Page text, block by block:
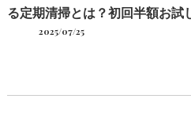
る定期清掃とは？初回半額お試
2025/07/25